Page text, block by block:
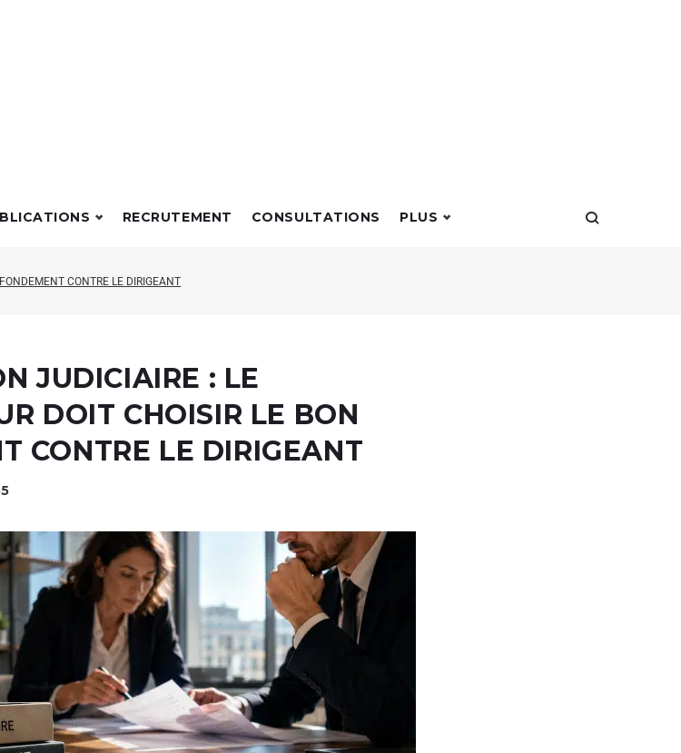
RECRUTEMENT CONSULTATIONS PLUS
CONTRE LE DIRIGEANT
JUDICIAIRE : LE
DOIT CHOISIR LE BON
CONTRE LE DIRIGEANT